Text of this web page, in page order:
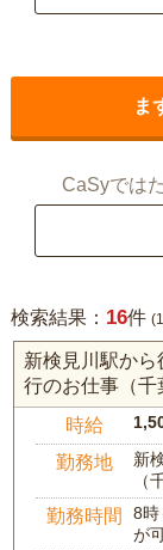
ま
CaSyでは
検索結果： 16件
新検見川駅か
行のお仕事（千
時給
勤務地
新
（
勤務時間
8時
が